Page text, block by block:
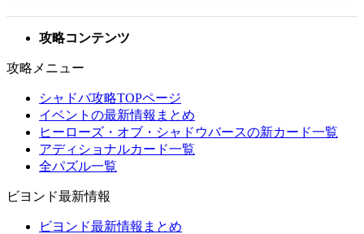
攻略コンテンツ
攻略メニュー
シャドバ攻略TOPページ
イベントの最新情報まとめ
ヒーローズ・オブ・シャドウバースの新カード一覧
アディショナルカード一覧
全パズル一覧
ビヨンド最新情報
ビヨンド最新情報まとめ